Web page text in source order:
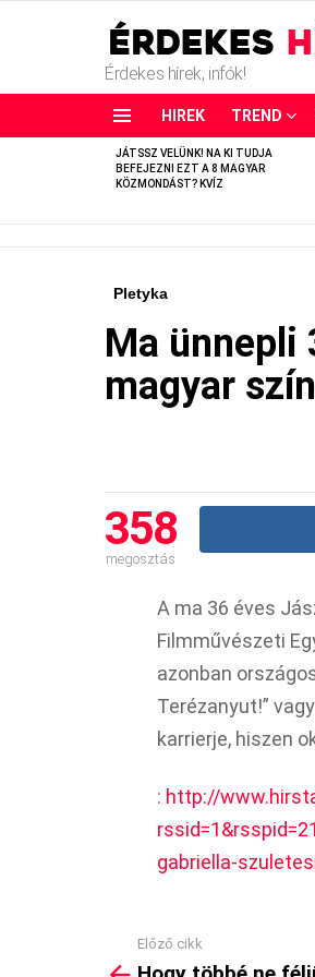
Érdekes hírek, infók!
HIREK TREND
LATEST
STORIES
JÁTSSZ VELÜNK! NA KI TUDJA
BEFEJEZNI EZT A 8 MAGYAR
KÖZMONDÁST? KVÍZ
Pletyka
Ma ünnepli
magyar
358
megosztás
A ma 36 éves
Filmművészeti
azonban
Terézanyut!”
karrierje, hiszen
: http://
gabriella-
more
Előző cikk